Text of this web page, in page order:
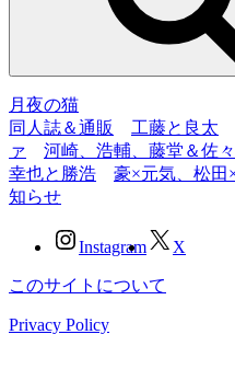
月夜の猫
同人誌＆通販
工藤と良太
ァ
河崎、浩輔、藤堂＆佐
幸也と勝浩
豪×元気、松田
知らせ
Instagram X
このサイトについて
Privacy Policy